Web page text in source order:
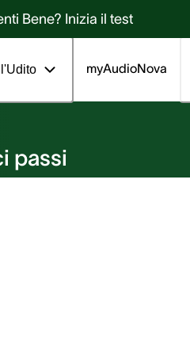
Bene? Inizia il test
myAudioNova
passi